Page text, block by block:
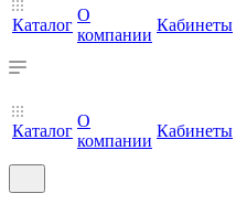
Каталог
О
компании
Кабинеты
Каталог
О
компании
Кабинеты